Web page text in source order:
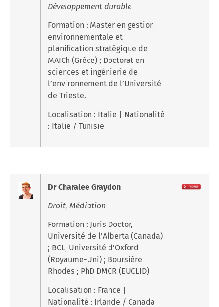
Développement durable
Formation : Master en gestion
environnementale et
planification stratégique de
MAICh (Grèce) ; Doctorat en
sciences et ingénierie de
l’environnement de l’Université
de Trieste.
Localisation : Italie | Nationalité
: Italie / Tunisie
Dr Charalee Graydon
Droit, Médiation
Formation : Juris Doctor,
Université de l’Alberta (Canada)
; BCL, Université d’Oxford
(Royaume-Uni) ; Boursière
Rhodes ; PhD DMCR (EUCLID)
Localisation : France |
Nationalité : Irlande / Canada